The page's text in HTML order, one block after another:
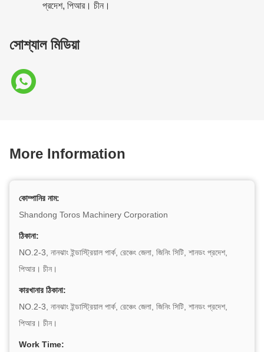
প্রদেশ, পিআর। চীন।
সোশ্যাল মিডিয়া
More Information
কোম্পানির নাম:
Shandong Toros Machinery Corporation
ঠিকানা:
NO.2-3, নানঝাং ইন্ডাস্ট্রিয়াল পার্ক, রেঞ্চেং জেলা, জিনিং সিটি, শানডং প্রদেশ,
পিআর। চীন।
কারখানার ঠিকানা:
NO.2-3, নানঝাং ইন্ডাস্ট্রিয়াল পার্ক, রেঞ্চেং জেলা, জিনিং সিটি, শানডং প্রদেশ,
পিআর। চীন।
Work Time: